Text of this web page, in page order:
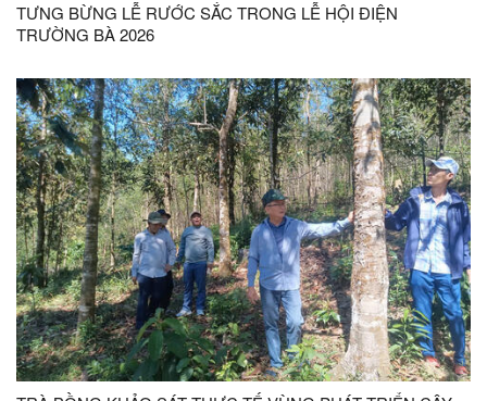
TƯNG BỪNG LỄ RƯỚC SẮC TRONG LỄ HỘI ĐIỆN
TRƯỜNG BÀ 2026